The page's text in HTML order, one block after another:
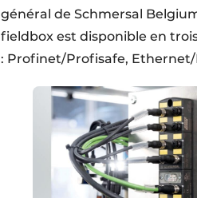
général de Schmersal
fieldbox est disponible en
: Profinet/Profisafe, Ethernet/